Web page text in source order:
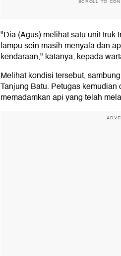
SCROLL TO
"Dia (Agus) melihat satu unit truk
lampu sein masih menyala dan
kendaraan," katanya, kepada
Melihat kondisi tersebut,
Tanjung Batu. Petugas
memadamkan api yang telah